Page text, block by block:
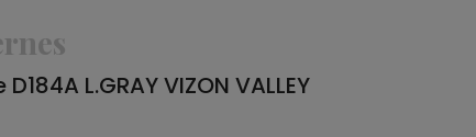
L.GRAY VIZON VALLEY